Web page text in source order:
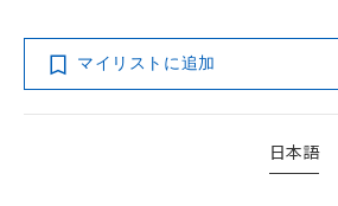
マイリストに追加
日本語